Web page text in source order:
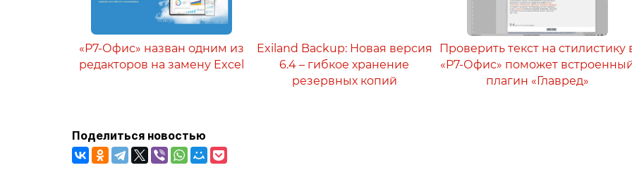
«Р7-Офис» назван одним из
редакторов на замену Excel
Exiland Backup: Новая версия
6.4 – гибкое хранение
резервных копий
Проверить текст на стилистику
«Р7-Офис» поможет
плагин «Главред»
Поделиться новостью